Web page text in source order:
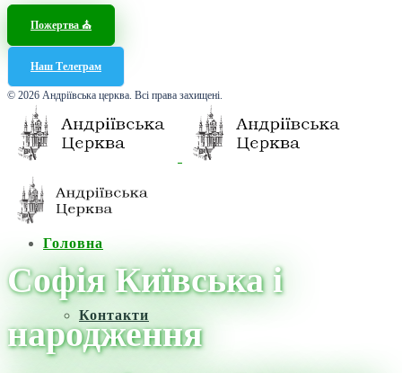
Пожертва ⛪️
Наш Телеграм
© 2026 Андріївська церква. Всі права захищені.
Головна
Контакти
Софія Київська і
народження